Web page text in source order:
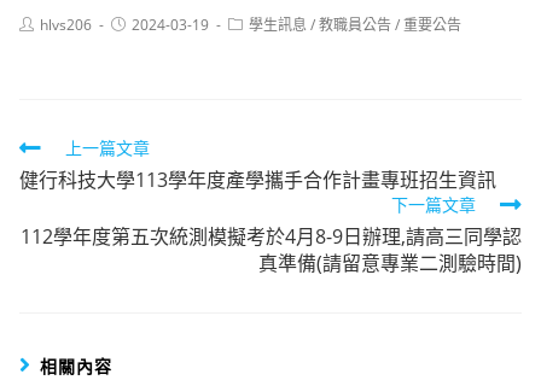
Posthlvs206
Post2024-03-19
Post學生訊息 /教職員公告/重要公告
Read
more
articles
上一篇文章
健行科技大學113學年度產學攜手合作計畫專班招生資訊
下一篇文章
112學年度第五次統測模擬考於4月8-9日辦理,請高三同學認
真準備(請留意專業二測驗時間)
相關內容